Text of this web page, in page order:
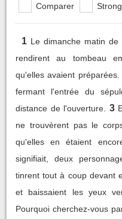
Comparer
1 Le dimanche matin
rendirent au tombeau
qu'elles avaient préparées.
fermant l'entrée du
distance de l'ouverture.
3
ne trouvèrent pas le
qu'elles en étaient
signifiait, deux
tinrent tout à coup devant
et baissaient les yeux
Pourquoi cherchez-vous